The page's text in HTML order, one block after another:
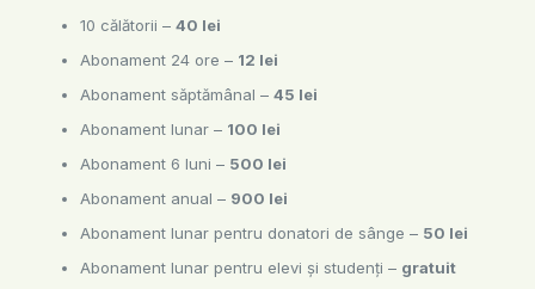
10 călătorii – 40 lei
Abonament 24 ore – 12 lei
Abonament săptămânal – 45 lei
Abonament lunar – 100 lei
Abonament 6 luni – 500 lei
Abonament anual – 900 lei
Abonament lunar pentru donatori de sânge – 50 lei
Abonament lunar pentru elevi și studenți – gratuit